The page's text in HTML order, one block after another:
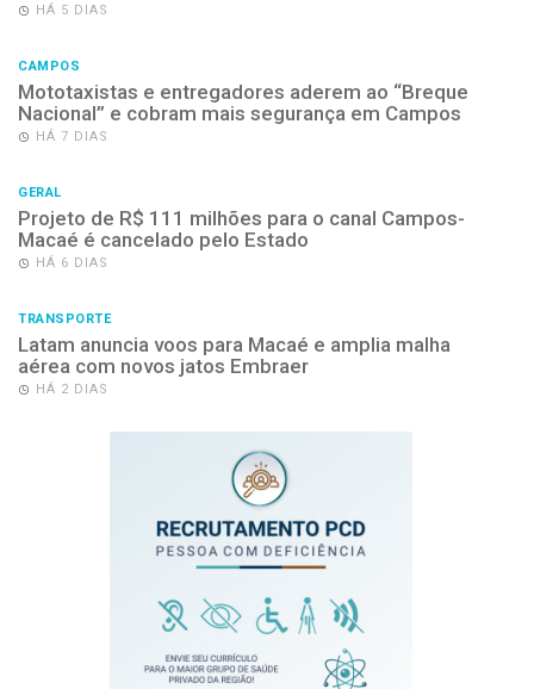
HÁ 5 DIAS
CAMPOS
Mototaxistas e entregadores aderem ao “Breque
Nacional” e cobram mais segurança em Campos
HÁ 7 DIAS
GERAL
Projeto de R$ 111 milhões para o canal Campos-
Macaé é cancelado pelo Estado
HÁ 6 DIAS
TRANSPORTE
Latam anuncia voos para Macaé e amplia malha
aérea com novos jatos Embraer
HÁ 2 DIAS